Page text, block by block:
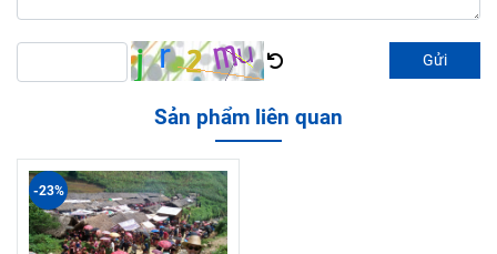
Gửi
Sản phẩm liên quan
-23%